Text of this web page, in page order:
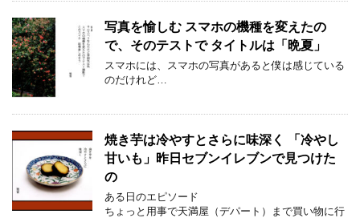
写真を愉しむ スマホの機種を変えたの
で、そのテストで タイトルは「晩夏」
スマホには、スマホの写真があると僕は感じている
のだけれど…
焼き芋は冷やすとさらに味深く 「冷やし
甘いも」昨日セブンイレブンで見つけた
の
ある日のエピソード
ちょっと用事で天満屋（デパート）まで買い物に行